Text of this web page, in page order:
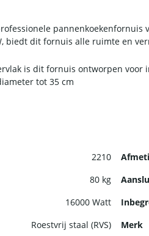
biedt dit fornuis alle ruimte en
is dit fornuis ontworpen
tot 35 cm
2210
80 kg
16000 Watt
Roestvrij staal (RVS) Merk